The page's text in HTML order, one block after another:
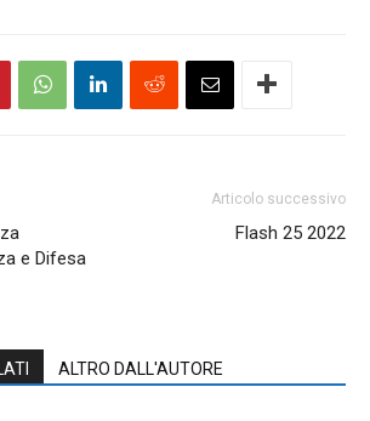
e Difesa
Articolo successivo
Flash 25 2022
ALTRO DALL'AUTORE